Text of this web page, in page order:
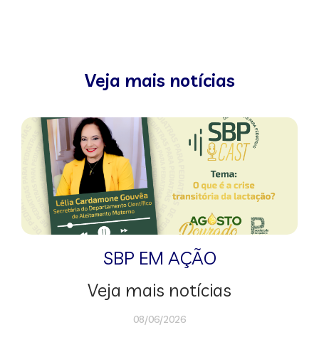
Veja mais notícias
SBP EM AÇÃO
Veja mais notícias
08/06/2026